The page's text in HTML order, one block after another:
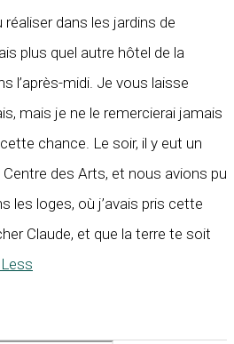
réaliser dans les jardins de
plus quel autre hôtel de la
l’après-midi. Je vous laisse
mais je ne le remercierai jamais
chance. Le soir, il y eut un
des Arts, et nous avions pu
les loges, où j’avais pris cette
Claude, et que la terre te soit